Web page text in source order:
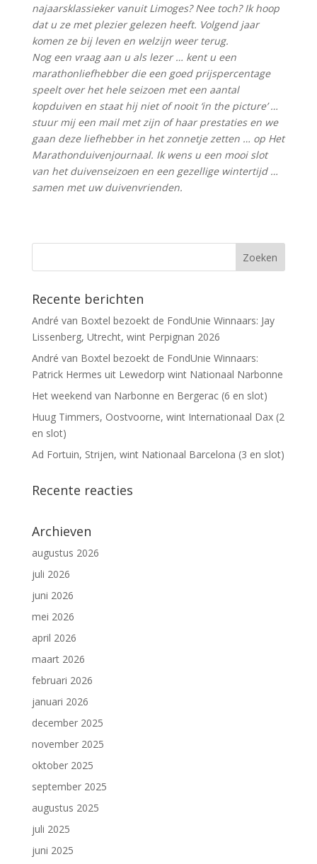
najaarsklassieker vanuit Limoges? Nee toch? Ik hoop
dat u ze met plezier gelezen heeft. Volgend jaar
komen ze bij leven en welzijn weer terug.
Nog een vraag aan u als lezer … kent u een
marathonliefhebber die een goed prijspercentage
speelt over het hele seizoen met een aantal
kopduiven en staat hij niet of nooit ‘in the picture’ …
stuur mij een mail met zijn of haar prestaties en we
gaan deze liefhebber in het zonnetje zetten … op Het
Marathonduivenjournaal. Ik wens u een mooi slot
van het duivenseizoen en een gezellige wintertijd …
samen met uw duivenvrienden.
Recente berichten
André van Boxtel bezoekt de FondUnie Winnaars: Jay
Lissenberg, Utrecht, wint Perpignan 2026
André van Boxtel bezoekt de FondUnie Winnaars:
Patrick Hermes uit Lewedorp wint Nationaal Narbonne
Het weekend van Narbonne en Bergerac (6 en slot)
Huug Timmers, Oostvoorne, wint Internationaal Dax (2
en slot)
Ad Fortuin, Strijen, wint Nationaal Barcelona (3 en slot)
Recente reacties
Archieven
augustus 2026
juli 2026
juni 2026
mei 2026
april 2026
maart 2026
februari 2026
januari 2026
december 2025
november 2025
oktober 2025
september 2025
augustus 2025
juli 2025
juni 2025